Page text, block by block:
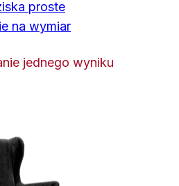
proste
na wymiar
jednego wyniku